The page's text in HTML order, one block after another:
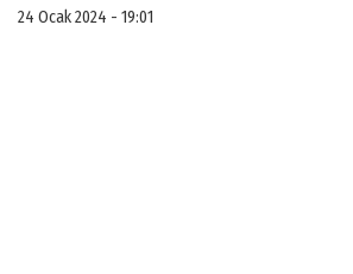
24 Ocak 2024 - 19:01